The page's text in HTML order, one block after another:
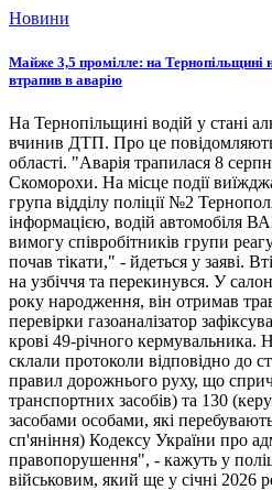
Новини
Майже 3,5 промілле: на Тернопільщині
втрапив в аварію
На Тернопільщині водій у стані
вчинив ДТП. Про це
області. "Аварія трапилася 8
Скоморохи. На місце події
група відділу поліції №2
інформацією, водій автомобіля
вимогу співробітників групи
почав тікати," - йдеться у заяві.
на узбіччя та перекинувся. У
року народження, він отримав
перевірки газоаналізатор
крові 49-річного кермувальника.
склали протоколи відповідно до
правил дорожнього руху, що
транспортних засобів) та 130
засобами особами, які
сп'яніння) Кодексу України про
правопорушення", - кажуть у
військовим, який ще у січні